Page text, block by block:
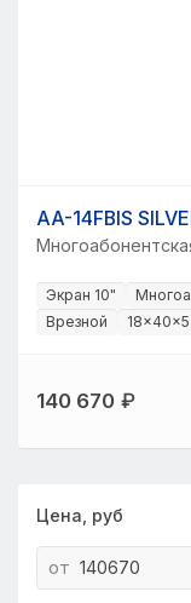
AA-14FBIS
Экран 10"
Врезной
140 670 ₽
Цена, руб
от